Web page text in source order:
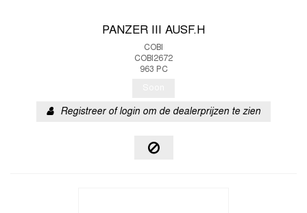
PANZER III AUSF.H
COBI
COBI2672
963 PC
Registreer of login om de dealerprijzen te zien